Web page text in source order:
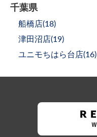
千葉県
船橋店(18)
津田沼店(19)
ユニモちはら台店(16)